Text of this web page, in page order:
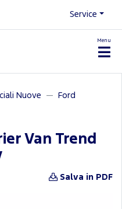
Service
Menu
Nuove
Ford
Van Trend
Salva in PDF